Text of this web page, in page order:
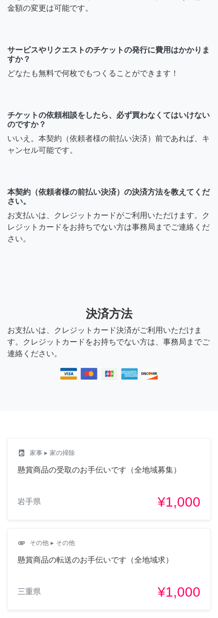
金額の変更は可能です。
サービスやリクエストのチケットの発行に費用はかかりま
すか？
どなたも無料で何枚でもつくることができます！
チケットの依頼相談をしたら、必ず買わなくてはいけない
のですか？
いいえ。本契約（依頼者様の前払い決済）前であれば、キ
ャンセル可能です。
本契約（依頼者様の前払い決済）の決済方法を教えてくだ
さい。
お支払いは、クレジットカードがご利用いただけます。ク
レジットカードをお持ちでない方は事務局までご連絡くだ
さい。
決済方法
お支払いは、クレジットカード決済がご利用いただけま
す。クレジットカードをお持ちでない方は、事務局までご
連絡ください。
local_laundry_service 家事 ▸ 家の掃除
懸賞商品の受取のお手伝いです（全地域募集）
岩手県 ¥1,000
attachment その他 ▸ その他
懸賞商品の転送のお手伝いです（全地域求）
三重県 ¥1,000